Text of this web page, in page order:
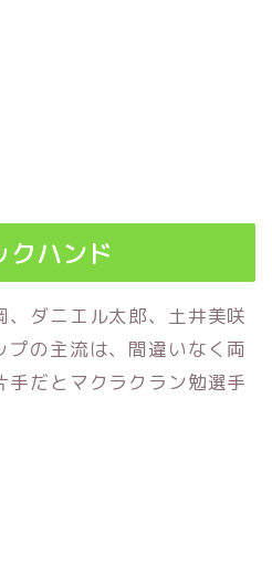
クハンド
、ダニエル太郎、土井美咲
プの主流は、間違いなく両
手だとマクラクラン勉選手